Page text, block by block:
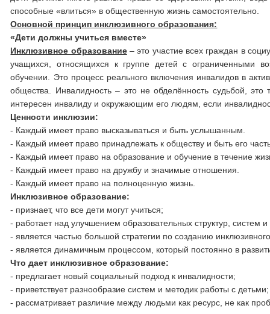
способные «влиться» в общественную жизнь самостоятельно.
Основной принцип инклюзивного образования:
«Дети должны учиться вместе»
Инклюзивное образование– это участие всех граждан в
учащихся, относящихся к группе детей с ограниченными
обучении. Это процесс реального включения инвалидов в
общества. Инвалидность – это не обделённость судьбой,
интересен инвалиду и окружающим его людям, если
Ценности инклюзии:
- Каждый имеет право высказываться и быть услышанным.
- Каждый имеет право принадлежать к обществу и быть его
- Каждый имеет право на образование и обучение в течение
- Каждый имеет право на дружбу и значимые отношения.
- Каждый имеет право на полноценную жизнь.
Инклюзивное образование:
- признает, что все дети могут учиться;
- работает над улучшением образовательных структур,
- является частью большой стратегии по созданию
- является динамичным процессом, который постоянно в
Что дает инклюзивное образование:
- предлагает новый социальный подход к инвалидности;
- приветствует разнообразие систем и методик работы с детьми;
- рассматривает различие между людьми как ресурс, не как